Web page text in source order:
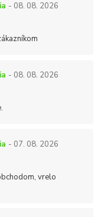
- 08. 08. 2026
- 08. 08. 2026
- 07. 08. 2026
vrelo